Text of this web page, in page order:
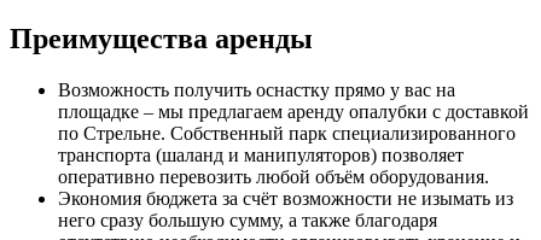
Преимущества аренды
Возможность получить оснастку прямо у вас на
площадке – мы предлагаем аренду опалубки с доставкой
по Стрельне. Собственный парк специализированного
транспорта (шаланд и манипуляторов) позволяет
оперативно перевозить любой объём оборудования.
Экономия бюджета за счёт возможности не изымать из
него сразу большую сумму, а также благодаря